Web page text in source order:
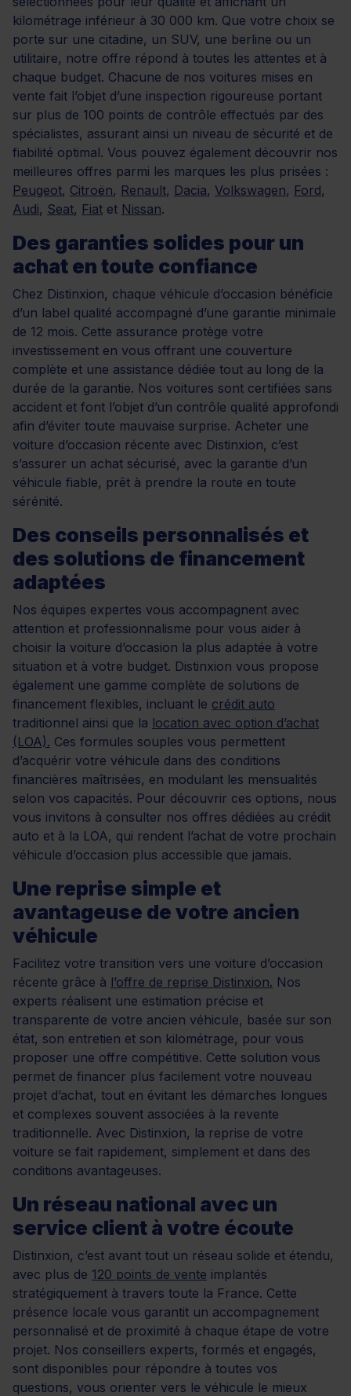
kilométrage inférieur à 30 000 km. Que votre choix se
porte sur une citadine, un SUV, une berline ou un
utilitaire, notre offre répond à toutes les attentes et à
chaque budget. Chacune de nos voitures mises en
vente fait l’objet d’une inspection rigoureuse portant
sur plus de 100 points de contrôle effectués par des
spécialistes, assurant ainsi un niveau de sécurité et de
fiabilité optimal. Vous pouvez également découvrir nos
meilleures offres parmi les marques les plus prisées :
Peugeot, Citroën, Renault, Dacia, Volkswagen, Ford,
Audi, Seat, Fiat et Nissan.
Des garanties solides pour un
achat en toute confiance
Chez Distinxion, chaque véhicule d’occasion bénéficie
d’un label qualité accompagné d’une garantie minimale
de 12 mois. Cette assurance protège votre
investissement en vous offrant une couverture
complète et une assistance dédiée tout au long de la
durée de la garantie. Nos voitures sont certifiées sans
accident et font l’objet d’un contrôle qualité approfondi
afin d’éviter toute mauvaise surprise. Acheter une
voiture d’occasion récente avec Distinxion, c’est
s’assurer un achat sécurisé, avec la garantie d’un
véhicule fiable, prêt à prendre la route en toute
sérénité.
Des conseils personnalisés et
des solutions de financement
adaptées
Nos équipes expertes vous accompagnent avec
attention et professionnalisme pour vous aider à
choisir la voiture d’occasion la plus adaptée à votre
situation et à votre budget. Distinxion vous propose
également une gamme complète de solutions de
financement flexibles, incluant le crédit auto
traditionnel ainsi que la location avec option d’achat
(LOA). Ces formules souples vous permettent
d’acquérir votre véhicule dans des conditions
financières maîtrisées, en modulant les mensualités
selon vos capacités. Pour découvrir ces options, nous
vous invitons à consulter nos offres dédiées au crédit
auto et à la LOA, qui rendent l’achat de votre prochain
véhicule d’occasion plus accessible que jamais.
Une reprise simple et
avantageuse de votre ancien
véhicule
Facilitez votre transition vers une voiture d’occasion
récente grâce à l’offre de reprise Distinxion. Nos
experts réalisent une estimation précise et
transparente de votre ancien véhicule, basée sur son
état, son entretien et son kilométrage, pour vous
proposer une offre compétitive. Cette solution vous
permet de financer plus facilement votre nouveau
projet d’achat, tout en évitant les démarches longues
et complexes souvent associées à la revente
traditionnelle. Avec Distinxion, la reprise de votre
voiture se fait rapidement, simplement et dans des
conditions avantageuses.
Un réseau national avec un
service client à votre écoute
Distinxion, c’est avant tout un réseau solide et étendu,
avec plus de 120 points de vente implantés
stratégiquement à travers toute la France. Cette
présence locale vous garantit un accompagnement
personnalisé et de proximité à chaque étape de votre
projet. Nos conseillers experts, formés et engagés,
sont disponibles pour répondre à toutes vos
questions, vous orienter vers le véhicule le mieux